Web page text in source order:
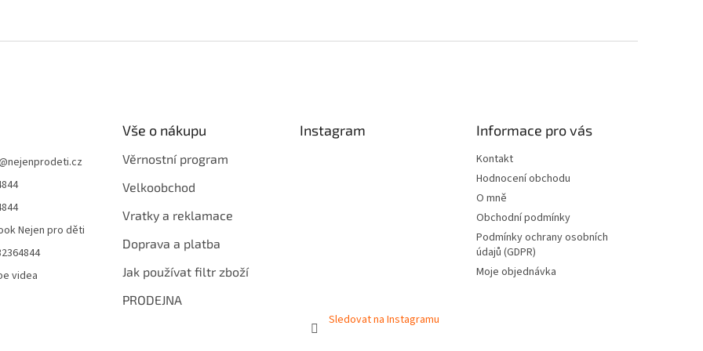
nejenprodeti.cz
Nejen pro děti
videa
Vše o nákupu
Věrnostní program
Velkoobchod
Vratky a reklamace
Doprava a platba
Jak používat filtr zboží
PRODEJNA
Instagram
Sledovat na Instagramu
Informace pro vás
Kontakt
Hodnocení obchodu
O mně
Obchodní podmínky
Podmínky ochrany osobních
údajů (GDPR)
Moje objednávka